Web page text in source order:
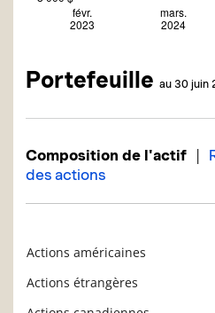
Portefeuille au 30 juin
Composition de l'actif |
des actions
Actions américaines
Actions étrangères